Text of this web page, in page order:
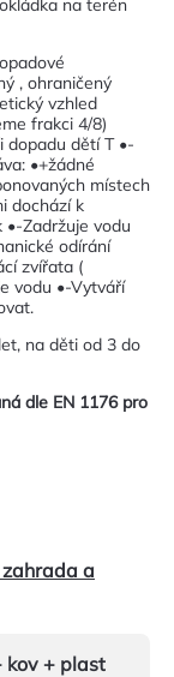
na terén
, ohraničený
vzhled
frakci 4/8)
dopadu dětí T •-
•+žádné
místech
dochází k
•-Zadržuje vodu
odírání
zvířata (
vodu •-Vytváří
na děti od 3 do
dle EN 1176 pro
a
kov + plast